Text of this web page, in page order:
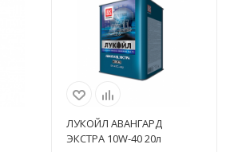
ЛУКОЙЛ АВАНГАРД
ЭКСТРА 10W-40 20л